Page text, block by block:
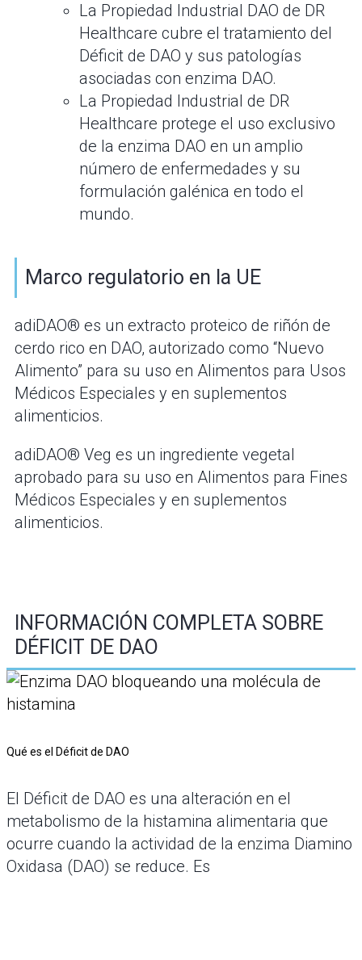
La Propiedad Industrial DAO de DR
Healthcare cubre el tratamiento del
Déficit de DAO y sus patologías
asociadas con enzima DAO.
La Propiedad Industrial de DR
Healthcare protege el uso exclusivo
de la enzima DAO en un amplio
número de enfermedades y su
formulación galénica en todo el
mundo.
Marco regulatorio en la UE
adiDAO® es un extracto proteico de riñón de
cerdo rico en DAO, autorizado como “Nuevo
Alimento” para su uso en Alimentos para Usos
Médicos Especiales y en suplementos
alimenticios.
adiDAO® Veg es un ingrediente vegetal
aprobado para su uso en Alimentos para Fines
Médicos Especiales y en suplementos
alimenticios.
INFORMACIÓN COMPLETA SOBRE
DÉFICIT DE DAO
Qué es el Déficit de DAO
El Déficit de DAO es una alteración en el
metabolismo de la histamina alimentaria que
ocurre cuando la actividad de la enzima Diamino
Oxidasa (DAO) se reduce. Es